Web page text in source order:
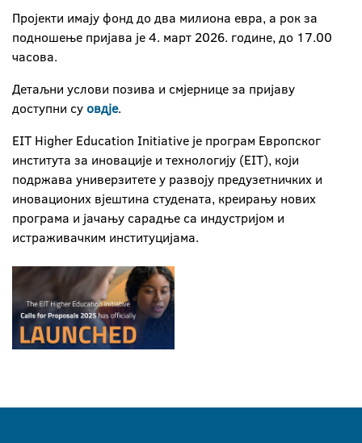
Пројекти имају фонд до два милиона евра, а рок за
подношење пријава је 4. март 2026. године, до 17.00
часова.
Детаљни услови позива и смјернице за пријаву
доступни су овдје.
EIT Higher Education Initiative је програм Европског
института за иновације и технологију (EIT), који
подржава универзитете у развоју предузетничких и
иновационих вјештина студената, креирању нових
програма и јачању сарадње са индустријом и
истраживачким институцијама.